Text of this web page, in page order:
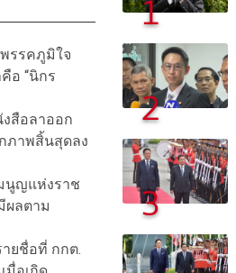
รรคภูมิใจ
อ “นิกร
สือลาออก
ภาพสิ้นสุดลง
นูญแห่งราช
ผลตาม
ยชื่อที่ กกต.
1
2
3